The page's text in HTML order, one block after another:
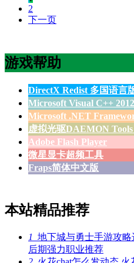
2
下一页
游戏帮助
DirectX Redist 多国语言
Microsoft Visual C++ 2012
Microsoft .NET
虚拟光驱DAEMON
Adobe Flash Player
微星显卡超频工具
Fraps简体中文版
本站精品推荐
1 地下城与勇士手游攻
后期强力职业推荐